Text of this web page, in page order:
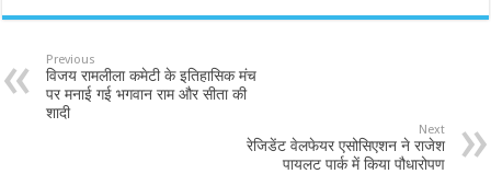
Previous
विजय रामलीला कमेटी के इतिहासिक मंच
पर मनाई गई भगवान राम और सीता की
शादी
Next
रेजिडेंट वेलफेयर एसोसिएशन ने राजेश
पायलट पार्क में किया पौधारोपण